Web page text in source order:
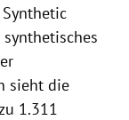
sieht die
1.311